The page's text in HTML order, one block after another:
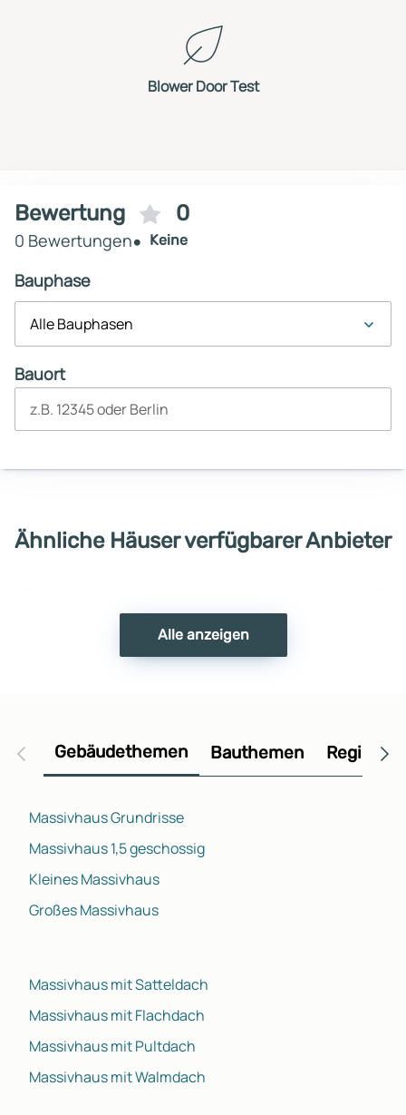
Blower Door Test
Bewertung 0
0 Bewertungen Keine
Bauphase
Alle Bauphasen
Bauort
z.B. 12345 oder Berlin
Ähnliche Häuser verfügbarer Anbieter
Alle anzeigen
Gebäudethemen Bauthemen
Massivhaus Grundrisse
Massivhaus 1,5 geschossig
Kleines Massivhaus
Großes Massivhaus
Massivhaus mit Satteldach
Massivhaus mit Flachdach
Massivhaus mit Pultdach
Massivhaus mit Walmdach